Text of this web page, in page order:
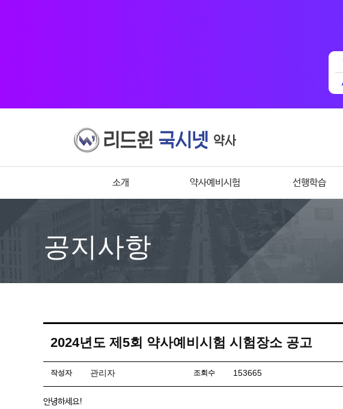
소개 약사예비시험 선행학습
공지사항
2024년도 제5회 약사예비시험 시험장소 공고
작성자 관리자 조회수 153665
안녕하세요!